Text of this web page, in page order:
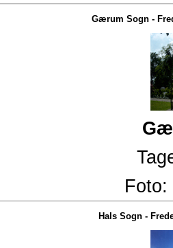
Gærum Sogn -
Foto:
Hals Sogn -